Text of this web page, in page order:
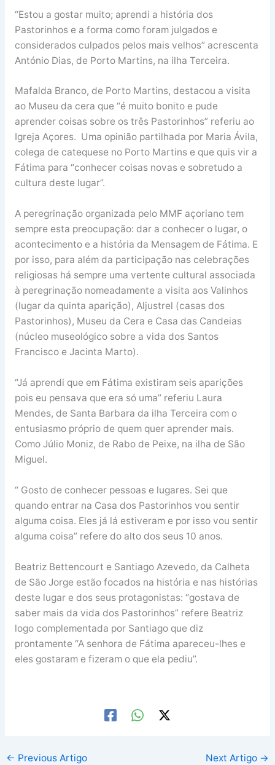
“Estou a gostar muito; aprendi a história dos
Pastorinhos e a forma como foram julgados e
considerados culpados pelos mais velhos” acrescenta
António Dias, de Porto Martins, na ilha Terceira.
Mafalda Branco, de Porto Martins, destacou a visita
ao Museu da cera que “é muito bonito e pude
aprender coisas sobre os três Pastorinhos” referiu ao
Igreja Açores. Uma opinião partilhada por Maria Ávila,
colega de catequese no Porto Martins e que quis vir a
Fátima para “conhecer coisas novas e sobretudo a
cultura deste lugar”.
A peregrinação organizada pelo MMF açoriano tem
sempre esta preocupação: dar a conhecer o lugar, o
acontecimento e a história da Mensagem de Fátima. E
por isso, para além da participação nas celebrações
religiosas há sempre uma vertente cultural associada
à peregrinação nomeadamente a visita aos Valinhos
(lugar da quinta aparição), Aljustrel (casas dos
Pastorinhos), Museu da Cera e Casa das Candeias
(núcleo museológico sobre a vida dos Santos
Francisco e Jacinta Marto).
“Já aprendi que em Fátima existiram seis aparições
pois eu pensava que era só uma” referiu Laura
Mendes, de Santa Barbara da ilha Terceira com o
entusiasmo próprio de quem quer aprender mais.
Como Júlio Moniz, de Rabo de Peixe, na ilha de São
Miguel.
“ Gosto de conhecer pessoas e lugares. Sei que
quando entrar na Casa dos Pastorinhos vou sentir
alguma coisa. Eles já lá estiveram e por isso vou sentir
alguma coisa” refere do alto dos seus 10 anos.
Beatriz Bettencourt e Santiago Azevedo, da Calheta
de São Jorge estão focados na história e nas histórias
deste lugar e dos seus protagonistas: “gostava de
saber mais da vida dos Pastorinhos” refere Beatriz
logo complementada por Santiago que diz
prontamente “A senhora de Fátima apareceu-lhes e
eles gostaram e fizeram o que ela pediu”.
← Previous Artigo Next Artigo →